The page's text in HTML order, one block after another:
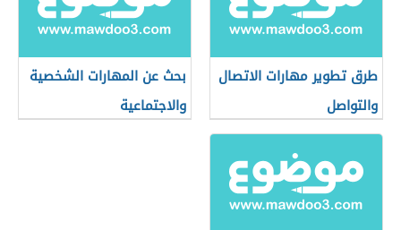
طرق تطوير مهارات الاتصال
والتواصل
بحث عن المهارات الشخصية
والاجتماعية